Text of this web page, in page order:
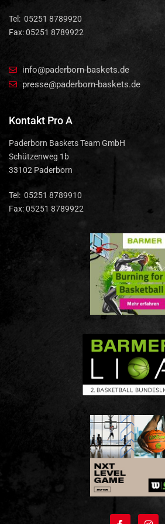
Tel: 05251 8789920
Fax: 05251 8789922
info@paderborn-baskets.de
presse@paderborn-baskets.de
Kontakt Pro A
Paderborn Baskets Team GmbH
Schützenweg 1b
33102 Paderborn
Tel: 05251 8789910
Fax: 05251 8789922